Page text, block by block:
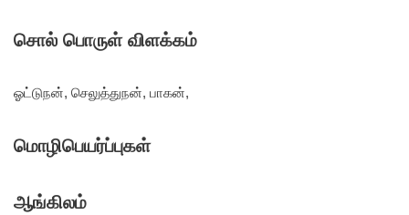
சொல் பொருள் விளக்கம்
ஓட்டுநன், செலுத்துநன், பாகன்,
மொழிபெயர்ப்புகள்
ஆங்கிலம்